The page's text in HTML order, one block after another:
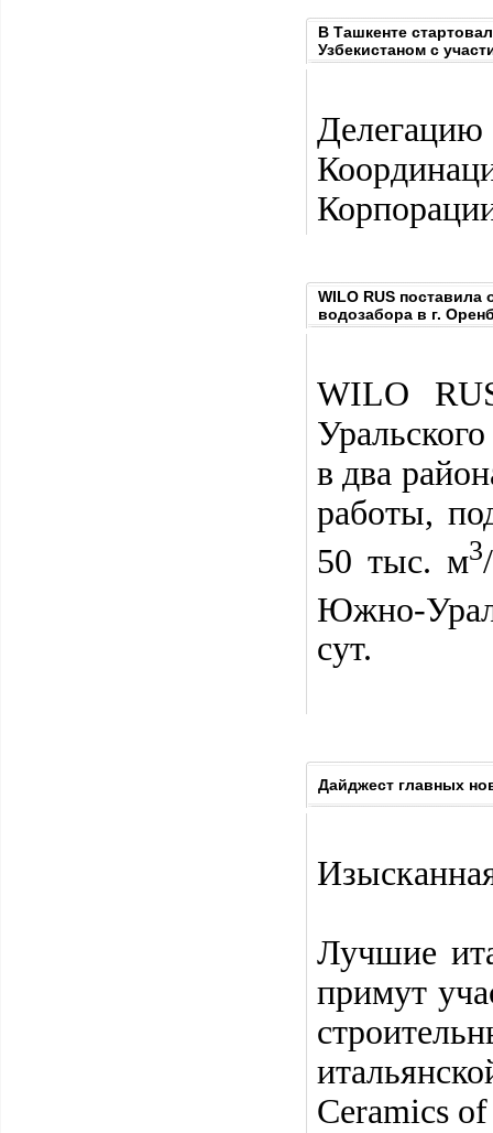
В Ташкенте
Узбекистаном с
Делегацию
WILO RUS
водозабора в г.
WILO
в два
работы,
50 тыс. м3
Южно-
сут.
Дайджест главных
Лучшие
примут
Ceramics